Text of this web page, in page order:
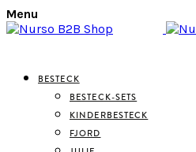
Menu
BESTECK
BESTECK-SETS
KINDERBESTECK
FJORD